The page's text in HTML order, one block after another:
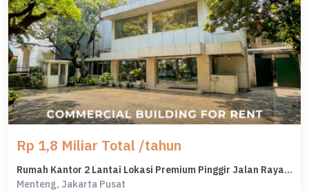
Rp 1,8 Miliar Total /tahun
Rumah Kantor 2 Lantai Lokasi Premium Pinggir Jalan Raya Menteng
Menteng, Jakarta Pusat